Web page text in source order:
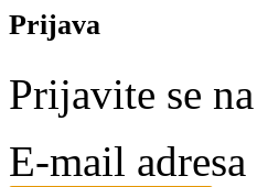
Prijava
Prijavite se
E-mail adresa